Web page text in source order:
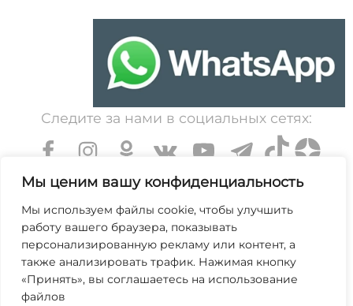
Мы ценим вашу конфиденциальность
Мы используем файлы cookie, чтобы улучшить
работу вашего браузера, показывать
персонализированную рекламу или контент, а
также анализировать трафик. Нажимая кнопку
«Принять», вы соглашаетесь на использование
файлов
Следите за нами в социальных сетях:
УНП 600203065. Свидетельство о государственной
регистрации № 364 от 7 декабря 1999 выдано
Минским областным исполнительным комитетом.
Зарегистрирован в торговом реестре Республики